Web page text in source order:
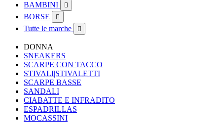
BAMBINI 
BORSE 
Tutte le marche 
DONNA
SNEAKERS
SCARPE CON TACCO
STIVALI|STIVALETTI
SCARPE BASSE
SANDALI
CIABATTE E INFRADITO
ESPADRILLAS
MOCASSINI